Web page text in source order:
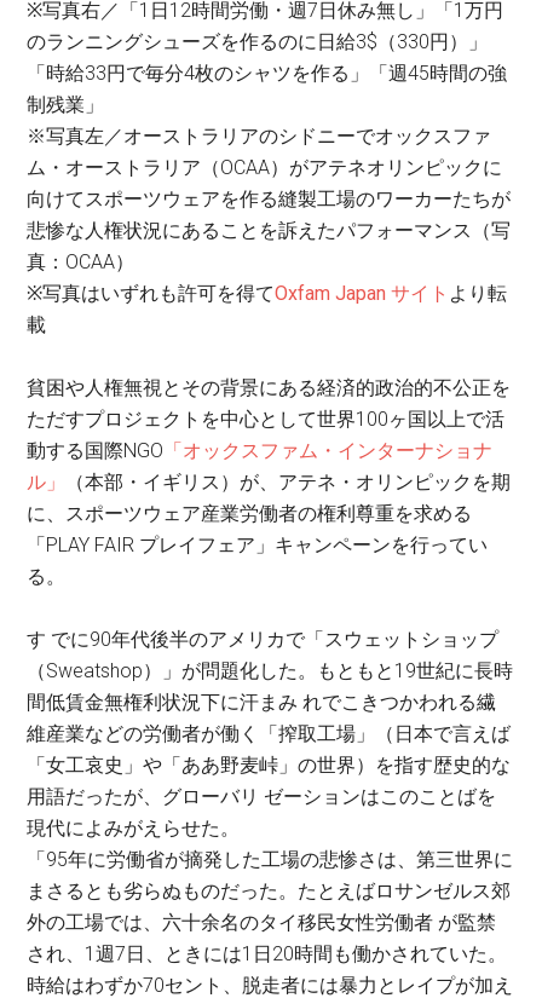
※写真右／「1日12時間労働・週7日休み無し」「1万円
のランニングシューズを作るのに日給3$（330円）」
「時給33円で毎分4枚のシャツを作る」「週45時間の強
制残業」
※写真左／オーストラリアのシドニーでオックスファ
ム・オーストラリア（OCAA）がアテネオリンピックに
向けてスポーツウェアを作る縫製工場のワーカーたちが
悲惨な人権状況にあることを訴えたパフォーマンス（写
真：OCAA）
※写真はいずれも許可を得てOxfam Japan サイト より転
載
貧困や人権無視とその背景にある経済的政治的不公正を
ただすプロジェクトを中心として世界100ヶ国以上で活
動する国際NGO 「オックスファム・インターナショナ
ル」
（本部・イギリス）が、アテネ・オリンピックを期
に、スポーツウェア産業労働者の権利尊重を求める
「PLAY FAIR プレイフェア」キャンペーンを行ってい
る。
す でに90年代後半のアメリカで「スウェットショップ
（Sweatshop）」が問題化した。もともと19世紀に長時
間低賃金無権利状況下に汗まみ れでこきつかわれる繊
維産業などの労働者が働く「搾取工場」（日本で言えば
「女工哀史」や「ああ野麦峠」の世界）を指す歴史的な
用語だったが、グローバリ ゼーションはこのことばを
現代によみがえらせた。
「95年に労働省が摘発した工場の悲惨さは、第三世界に
まさるとも劣らぬものだった。たとえばロサンゼルス郊
外の工場では、六十余名のタイ移民女性労働者 が監禁
され、1週7日、ときには1日20時間も働かされていた。
時給はわずか70セント、脱走者には暴力とレイプが加え